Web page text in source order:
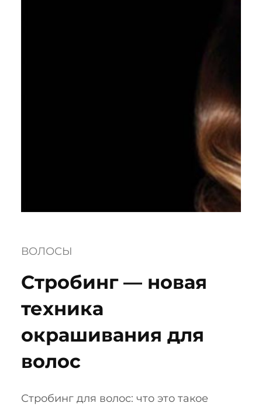
ВОЛОСЫ
Стробинг — новая
техника
окрашивания для
волос
Стробинг для волос: что это такое